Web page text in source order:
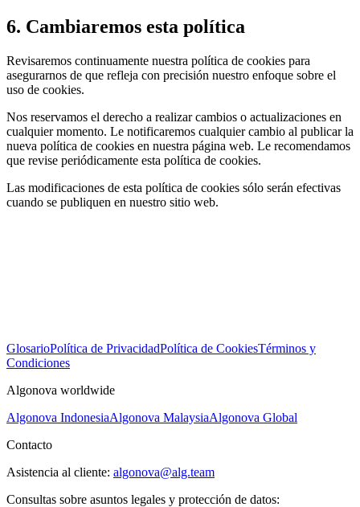
6. Cambiaremos esta política
Revisaremos continuamente nuestra política de cookies para
asegurarnos de que refleja con precisión nuestro enfoque sobre el
uso de cookies.
Nos reservamos el derecho a realizar cambios o actualizaciones en
cualquier momento. Le notificaremos cualquier cambio al publicar la
nueva política de cookies en nuestra página web. Le recomendamos
que revise periódicamente esta política de cookies.
Las modificaciones de esta política de cookies sólo serán efectivas
cuando se publiquen en nuestro sitio web.
GlosarioPolítica de PrivacidadPolítica de CookiesTérminos y
Condiciones
Algonova worldwide
Algonova IndonesiaAlgonova MalaysiaAlgonova Global
Contacto
Asistencia al cliente: algonova@alg.team
Consultas sobre asuntos legales y protección de datos: